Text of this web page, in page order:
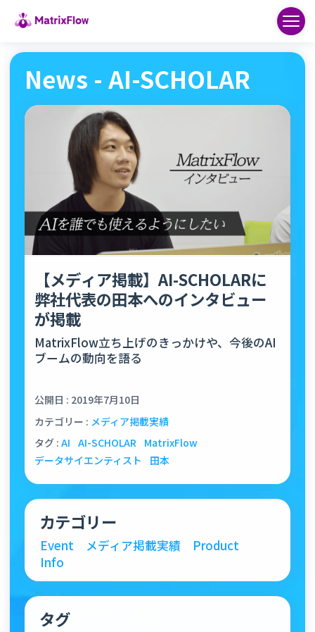
News - AI-SCHOLAR
【メディア掲載】AI-SCHOLARに
弊社代表の田本へのインタビュー
が掲載
MatrixFlow立ち上げのきっかけや、今後のAI
ブームの動向を語る
公開日 : 2019年7月10日
カテゴリー : メディア掲載実績
タグ : AI AI-SCHOLAR MatrixFlow
データサイエンティスト
田本
カテゴリー
Event メディア掲載実績
Product
Info
タグ